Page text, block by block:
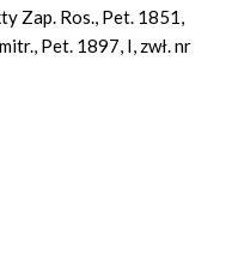
Zap. Ros., Pet. 1851,
Pet. 1897, I, zwł. nr